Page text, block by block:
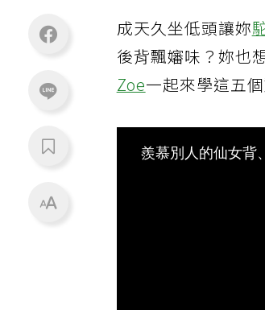
成天久坐低頭讓妳
後背飄嬸味？妳也
Zoe一起來學這五